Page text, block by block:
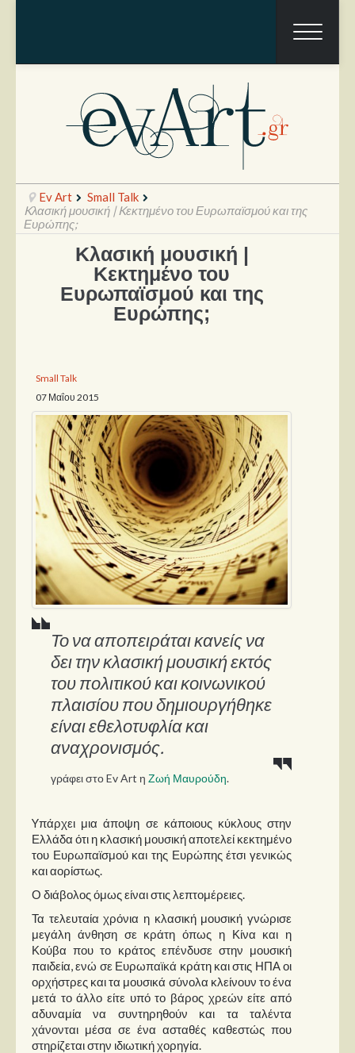
Ραπόρτο
Live & Συναυλίες
Παρουσιάσεις
Δίσκοι
Σειρές
Ταινίες
Βιβλία
Video News
Καλλιτέχνες
Μουσικοί
Εκτός Συνόρων
Νέα
Στήλες
Polls
Small Talk
Ev Art
Small Talk
Kλασική μουσική | Kεκτημένο του Ευρωπαϊσμού και της
Ευρώπης;
Kλασική μουσική |
Kεκτημένο του
Ευρωπαϊσμού και της
Ευρώπης;
Small Talk
07 Μαΐου 2015
Το να αποπειράται κανείς να
δει την κλασική μουσική εκτός
του πολιτικού και κοινωνικού
πλαισίου που δημιουργήθηκε
είναι εθελοτυφλία και
αναχρονισμός.
γράφει στο Ev Art η Ζωή Μαυρούδη.
Yπάρχει μια άποψη σε κάποιους κύκλους στην
Ελλάδα ότι η κλασική μουσική αποτελεί κεκτημένο
του Ευρωπαϊσμού και της Ευρώπης έτσι γενικώς
και αορίστως.
Ο διάβολος όμως είναι στις λεπτομέρειες.
Τα τελευταία χρόνια η κλασική μουσική γνώρισε
μεγάλη άνθηση σε κράτη όπως η Κίνα και η
Κούβα που το κράτος επένδυσε στην μουσική
παιδεία, ενώ σε Ευρωπαϊκά κράτη και στις ΗΠΑ οι
ορχήστρες και τα μουσικά σύνολα κλείνουν το ένα
μετά το άλλο είτε υπό το βάρος χρεών είτε από
αδυναμία να συντηρηθούν και τα ταλέντα
χάνονται μέσα σε ένα ασταθές καθεστώς που
στηρίζεται στην ιδιωτική χορηγία.